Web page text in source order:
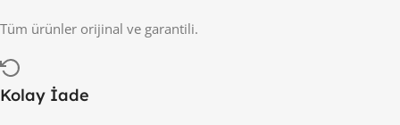
Tüm ürünler orijinal ve garantili.
Kolay İade